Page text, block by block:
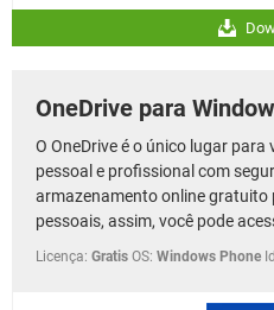
OneDrive para
O OneDrive é o único lugar
pessoal e profissional com
armazenamento online gratuito
pessoais, assim, você pode
Licença: Gratis OS: Windows Phone